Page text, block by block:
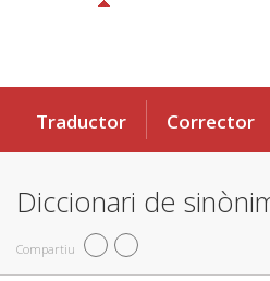
Traductor Corrector
Diccionari de
Compartiu